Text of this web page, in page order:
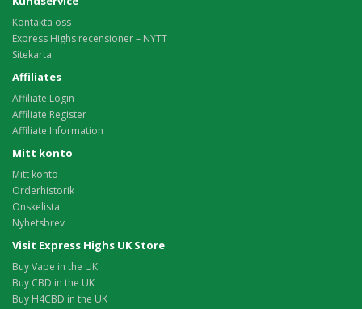
Kontakta oss
Express Highs recensioner – NYTT
Sitekarta
Affiliates
Affiliate Login
Affiliate Register
Affiliate Information
Mitt konto
Mitt konto
Orderhistorik
Önskelista
Nyhetsbrev
Visit Express Highs UK Store
Buy Vape in the UK
Buy CBD in the UK
Buy H4CBD in the UK